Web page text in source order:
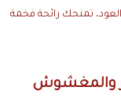
تمنحك رائحة فخمة
والمغشوش